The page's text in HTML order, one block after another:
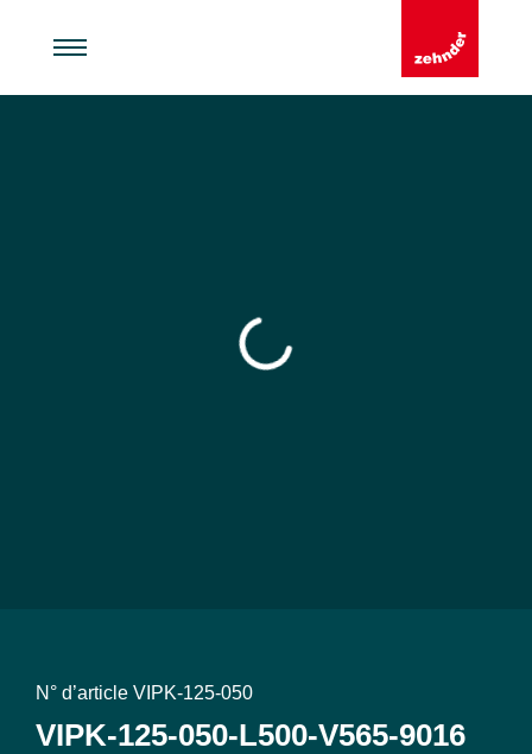
N° d’article VIPK-125-050
VIPK-125-050-L500-V565-9016